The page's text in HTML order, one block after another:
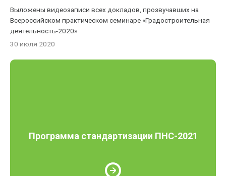
Выложены видеозаписи всех докладов, прозвучавших на
Всероссийском практическом семинаре «Градостроительная
деятельность-2020»
30 июля 2020
Программа стандартизации ПНС-2021